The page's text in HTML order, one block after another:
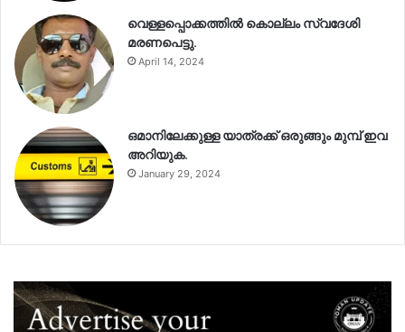
വെള്ളപ്പൊക്കത്തിൽ കൊല്ലം സ്വദേശി
മരണപെട്ടു.
April 14, 2024
ഒമാനിലേക്കുള്ള യാത്രക്ക് ഒരുങ്ങും മുമ്പ് ഇവ
അറിയുക.
January 29, 2024